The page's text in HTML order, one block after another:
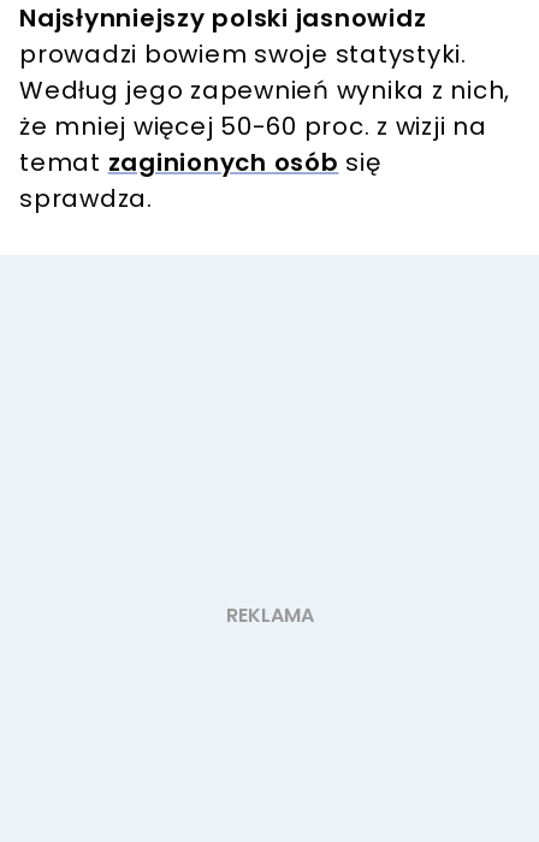
Najsłynniejszy polski jasnowidz
prowadzi bowiem swoje statystyki.
Według jego zapewnień wynika z nich,
że mniej więcej 50-60 proc. z wizji na
temat zaginionych osób się
sprawdza.